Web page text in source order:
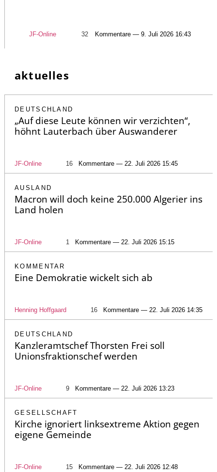
JF-Online 32 Kommentare — 9. Juli 2026 16:43
aktuelles
DEUTSCHLAND
„Auf diese Leute können wir verzichten“,
höhnt Lauterbach über Auswanderer
JF-Online 16 Kommentare — 22. Juli 2026 15:45
AUSLAND
Macron will doch keine 250.000 Algerier ins
Land holen
JF-Online 1 Kommentare — 22. Juli 2026 15:15
KOMMENTAR
Eine Demokratie wickelt sich ab
Henning Hoffgaard 16 Kommentare — 22. Juli 2026 14:35
DEUTSCHLAND
Kanzleramtschef Thorsten Frei soll
Unionsfraktionschef werden
JF-Online 9 Kommentare — 22. Juli 2026 13:23
GESELLSCHAFT
Kirche ignoriert linksextreme Aktion gegen
eigene Gemeinde
JF-Online 15 Kommentare — 22. Juli 2026 12:48